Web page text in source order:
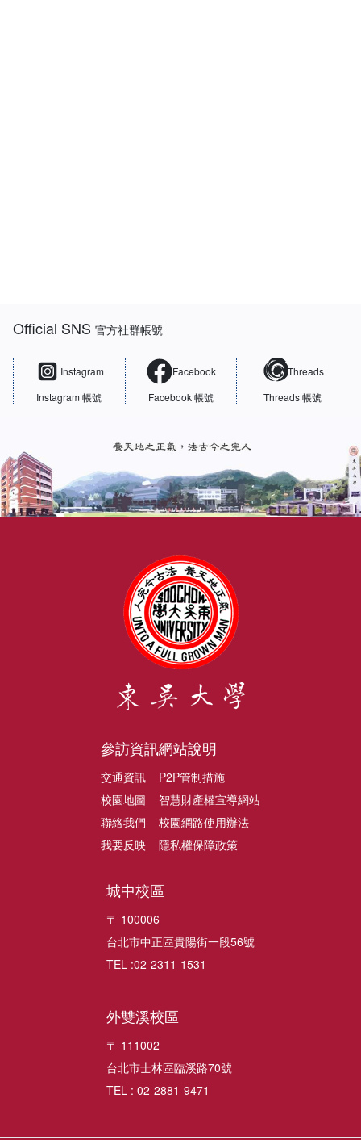
Official SNS官方社群帳號
Instagram
Instagram 帳號
Facebook
Facebook 帳號
Threads
Threads 帳號
參訪資訊
交通資訊
校園地圖
聯絡我們
我要反映
網站說明
P2P管制措施
智慧財產權宣導網站
校園網路使用辦法
隱私權保障政策
城中校區
〒 100006
台北市中正區貴陽街一段56號
TEL :02-2311-1531
外雙溪校區
〒 111002
台北市士林區臨溪路70號
TEL : 02-2881-9471